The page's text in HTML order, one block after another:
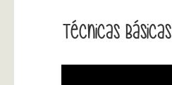
Técnicas Básicas